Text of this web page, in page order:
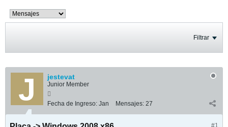
Filtrar
jestevat
Junior Member
Fecha de Ingreso: Jan Mensajes: 27
#1